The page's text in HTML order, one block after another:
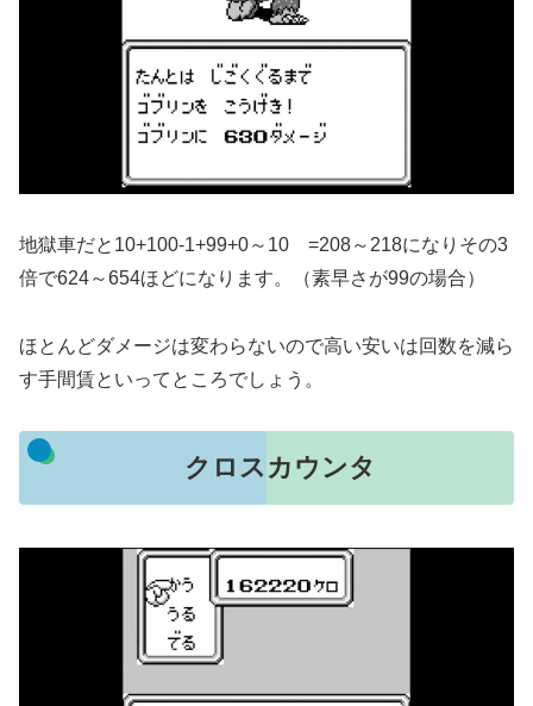
地獄車だと10+100-1+99+0～10 =208～218になりその3
倍で624～654ほどになります。（素早さが99の場合）
ほとんどダメージは変わらないので高い安いは回数を減ら
す手間賃といってところでしょう。
クロスカウンタ